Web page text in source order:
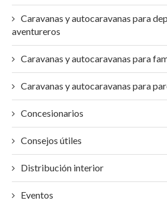
Caravanas y autocaravanas para
aventureros
Caravanas y autocaravanas para
Caravanas y autocaravanas para
Concesionarios
Consejos útiles
Distribución interior
Eventos